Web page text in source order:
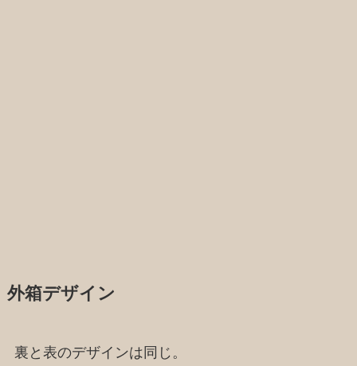
外箱デザイン
裏と表のデザインは同じ。